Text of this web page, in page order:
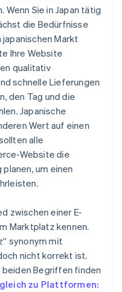
Sie in Japan tätig
die Bedürfnisse
Markt
Ihre Website
qualitativ
schnelle Lieferungen
den Tag und die
Japanische
Wert auf einen
alle
Website die
um einen
zwischen einer E-
Marktplatz kennen.
synonym mit
nicht korrekt ist.
Begriffen finden
zu Plattformen: